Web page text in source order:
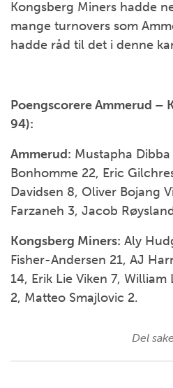
Kongsberg Miners hadde
mange turnovers som
hadde råd til det i denne
Poengscorere Ammerud –
94):
Ammerud: Mustapha
Bonhomme 22, Eric
Davidsen 8, Oliver Bojang
Farzaneh 3, Jacob
Kongsberg Miners: Aly
Fisher-Andersen 21, AJ
14, Erik Lie Viken 7,
2, Matteo Smajlovic 2.
Del